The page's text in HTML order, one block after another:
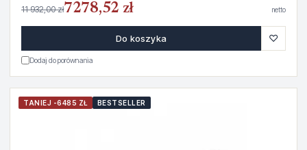
11 932,00 zł7278,52 zł netto
Do koszyka ♡
Dodaj do porównania
TANIEJ -6485 ZŁ BESTSELLER